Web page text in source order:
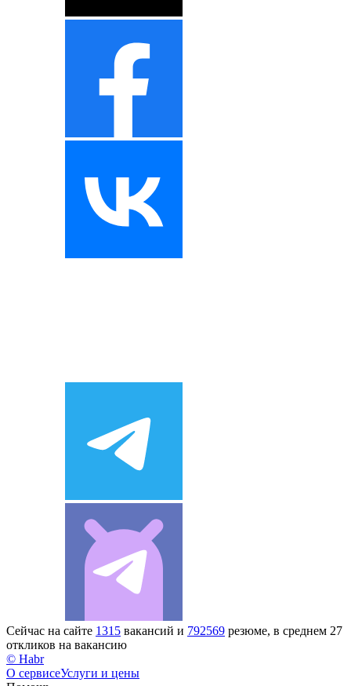
Сейчас на сайте 1315 вакансий и 792569 резюме, в среднем 27
откликов на вакансию
© Habr
О сервисеУслуги и цены